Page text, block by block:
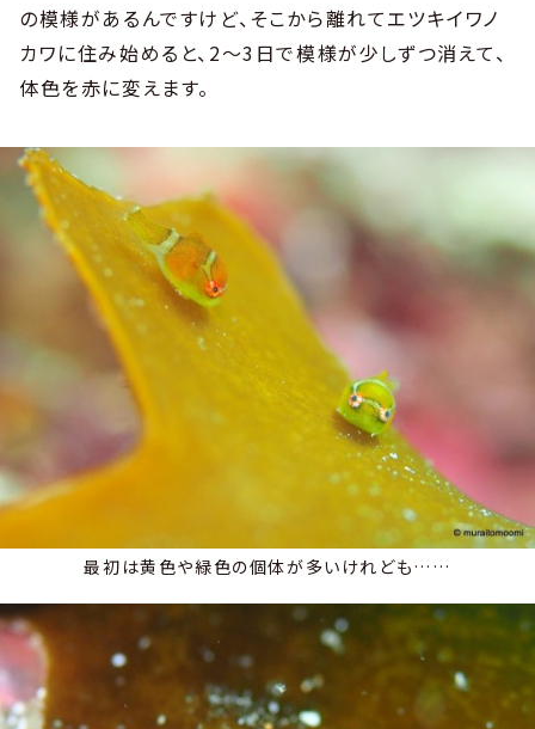
の模様があるんですけど、そこから離れてエツキイワノ
カワに住み始めると、2～3日で模様が少しずつ消えて、
体色を赤に変えます。
最初は黄色や緑色の個体が多いけれども……